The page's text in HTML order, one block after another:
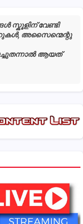
വേണ്ടി
അസൈന്മെന്റു
ആയത്